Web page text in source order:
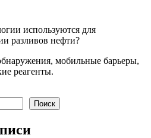
используются для
разливов нефти?
мобильные барьеры,
реагенты.
Поиск